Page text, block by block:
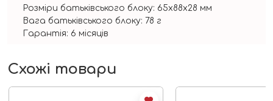
Розміри батьківського блоку: 65х88х28 мм
Вага батьківського блоку: 78 г
Гарантія: 6 місяців
Схожі товари